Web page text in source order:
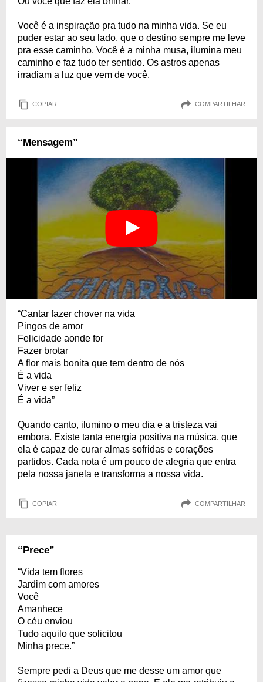
Você é a inspiração pra tudo na minha vida. Se eu
puder estar ao seu lado, que o destino sempre me leve
pra esse caminho. Você é a minha musa, ilumina meu
caminho e faz tudo ter sentido. Os astros apenas
irradiam a luz que vem de você.
COPIAR COMPARTILHAR
“Mensagem”
“Cantar fazer chover na vida
Pingos de amor
Felicidade aonde for
Fazer brotar
A flor mais bonita que tem dentro de nós
É a vida
Viver e ser feliz
É a vida”
Quando canto, ilumino o meu dia e a tristeza vai
embora. Existe tanta energia positiva na música, que
ela é capaz de curar almas sofridas e corações
partidos. Cada nota é um pouco de alegria que entra
pela nossa janela e transforma a nossa vida.
COPIAR COMPARTILHAR
“Prece”
“Vida tem flores
Jardim com amores
Você
Amanhece
O céu enviou
Tudo aquilo que solicitou
Minha prece.”
Sempre pedi a Deus que me desse um amor que